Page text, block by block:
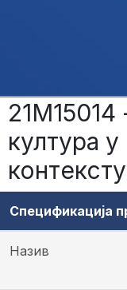
21М15014
култура
контексту
Спецификација
Назив